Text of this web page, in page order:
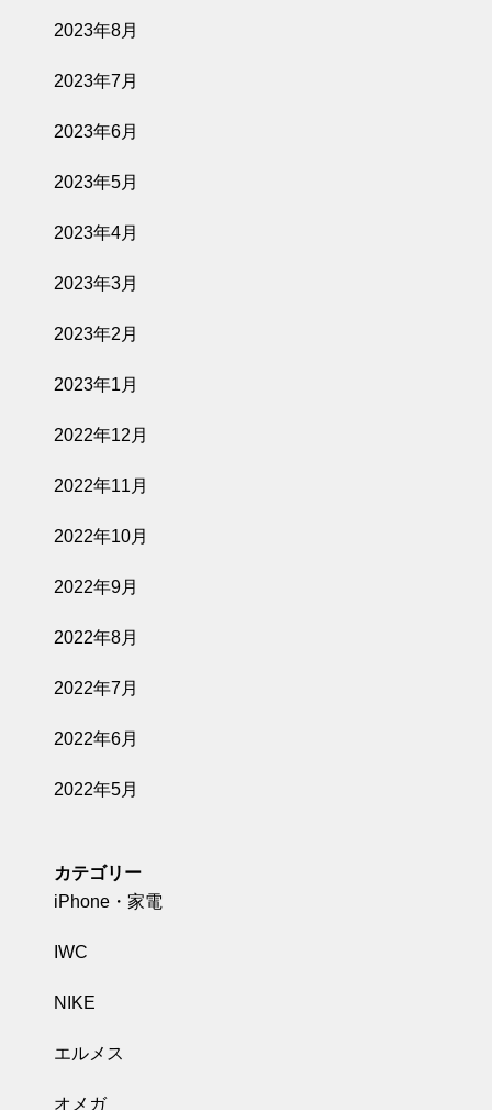
2023年8月
2023年7月
2023年6月
2023年5月
2023年4月
2023年3月
2023年2月
2023年1月
2022年12月
2022年11月
2022年10月
2022年9月
2022年8月
2022年7月
2022年6月
2022年5月
カテゴリー
iPhone・家電
IWC
NIKE
エルメス
オメガ